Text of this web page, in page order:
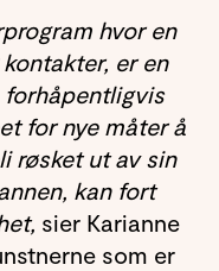
hvor en
er en
for nye måter å
røsket ut av sin
kan fort
sier Karianne
som er